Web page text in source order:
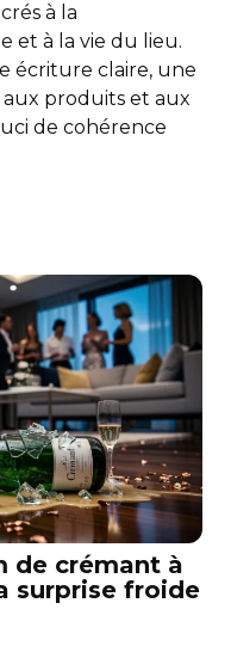
à la
et à la vie du lieu.
écriture claire, une
produits et aux
de cohérence
de crémant à
surprise froide